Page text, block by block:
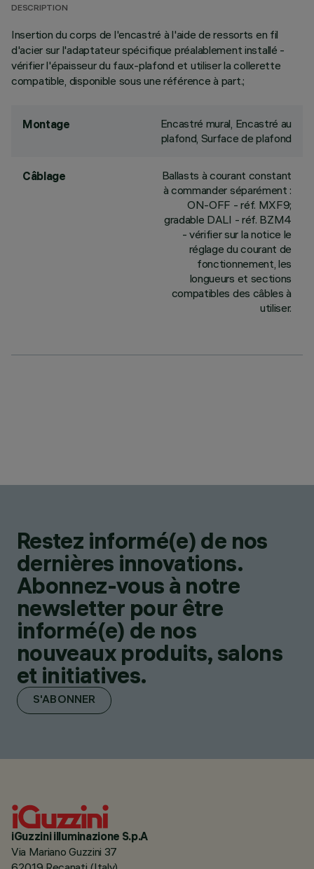
DESCRIPTION
Insertion du corps de l'encastré à l'aide de ressorts en fil
d'acier sur l'adaptateur spécifique préalablement installé -
vérifier l'épaisseur du faux-plafond et utiliser la collerette
compatible, disponible sous une référence à part.;
Montage
Encastré mural, Encastré au
plafond, Surface de plafond
Câblage
Ballasts à courant constant
à commander séparément :
ON-OFF - réf. MXF9;
gradable DALI - réf. BZM4
- vérifier sur la notice le
réglage du courant de
fonctionnement, les
longueurs et sections
compatibles des câbles à
utiliser.
Restez informé(e) de nos
dernières innovations.
Abonnez-vous à notre
newsletter pour être
informé(e) de nos
nouveaux produits, salons
et initiatives.
S'ABONNER
iGuzzini illuminazione S.p.A
Via Mariano Guzzini 37